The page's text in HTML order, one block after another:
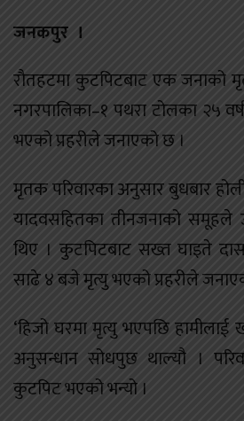
जनकपुर ।
रौतहटमा कुटपिटबाट एक जनाको
नगरपालिका–१ पथरा टोलका २५
भएको प्रहरीले जनाएको छ ।
मृतक परिवारका अनुसार बुधबार
यादवसहितका तीनजनाको समूहले
थिए । कुटपिटबाट सख्त घाइते
साढे ४ बजे मृत्यु भएको प्रहरीले
‘हिजो घरमा मृत्यु भएपछि
अनुसन्धान सोधपुछ थाल्यौ ।
कुटपिट भएको भन्यो ।